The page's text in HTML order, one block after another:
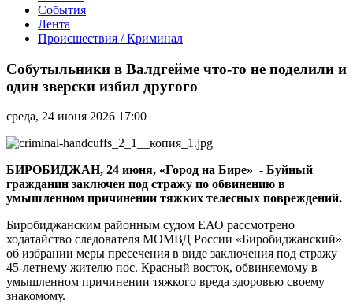
События
Лента
Происшествия / Криминал
в
что-
не
поделили
и
один
зверски
избил
Собутыльники в Валдгейме что-то не поделили и
один зверски избил другого
среда, 24 июня 2026 17:00
БИРОБИДЖАН, 24 июня, «Город на Бире» - Буйный
гражданин заключен под стражу по обвинению в
умышленном причинении тяжких телесных повреждений.
Биробиджанским районным судом ЕАО рассмотрено
ходатайство следователя МОМВД России «Биробиджанский»
об избрании меры пресечения в виде заключения под стражу
45-летнему жителю пос. Красный восток, обвиняемому в
умышленном причинении тяжкого вреда здоровью своему
знакомому.